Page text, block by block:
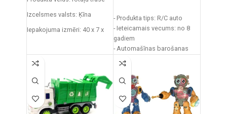
Izcelsmes valsts: Ķīna
Iepakojuma izmēri: 40 x 7 x
Daļu skaits: 19
plastmasa (PVC)
Ieteicamais vecums: 5 gadi
un vecāki
- Produkta tips: R/C auto
- Ieteicamais vecums: no 8
gadiem
- Automašīnas barošanas
avots: 3 x AA baterijas
- Tālvadības pults barošanas
avots: 2 x AA baterijas
- Automašīnas izmēri: 9,5 x
20,5 x 6,5 cm
- Iepakojuma izmēri: 22,5 x 12